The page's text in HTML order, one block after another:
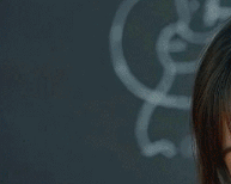
最热 添加
都市